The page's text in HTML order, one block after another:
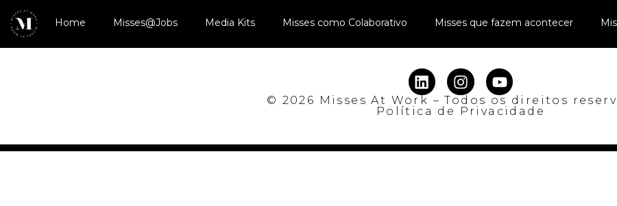
Home Misses@Jobs Media Kits Misses como Colaborativo Misses que fazem acontecer
© 2026 Misses At Work – Todos os direitos
Política de Privacidade